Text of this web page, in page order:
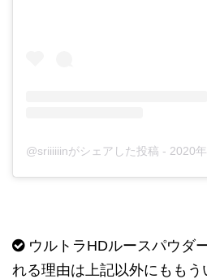
@sriiiiiinがシェアした投稿 - 2020年 5月
ウルトラHDルースパウダ
れる理由は上記以外にももう